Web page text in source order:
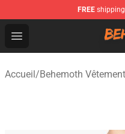
FREE
Open menu
Behemoth Store -
Accueil/Behemoth